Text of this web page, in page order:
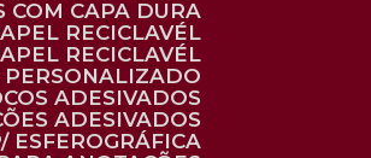
COM CAPA DURA
RECICLAVÉL
RECICLAVÉL
PERSONALIZADO
ADESIVADOS
ADESIVADOS
ESFEROGRÁFICA